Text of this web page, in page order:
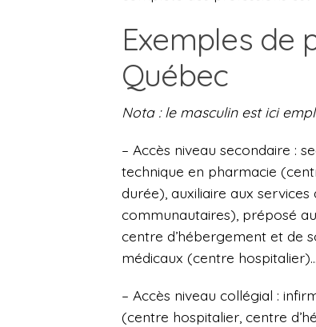
Exemples de
Québec
Nota : le masculin est ici
– Accès niveau secondaire :
technique en pharmacie
durée), auxiliaire aux
communautaires), préposé
centre d’hébergement et de
médicaux (centre hospitalier)…
– Accès niveau collégial :
(centre hospitalier, centre